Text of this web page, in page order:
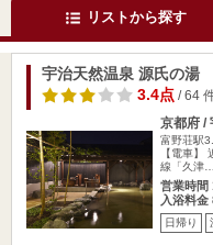
リストから探す
宇治天然温泉 源氏の湯
3.4点/ 64
京都府 /
富野荘駅
【電車】
線「久津…
営業時間
入浴料金
日帰り